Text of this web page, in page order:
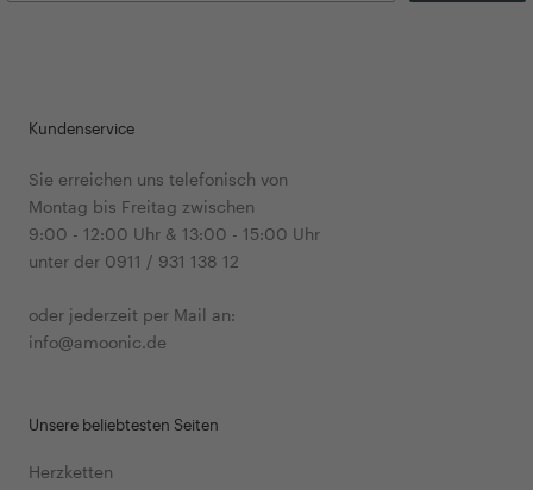
Kundenservice
Sie erreichen uns telefonisch von
Montag bis Freitag zwischen
9:00 - 12:00 Uhr & 13:00 - 15:00 Uhr
unter der 0911 / 931 138 12
oder jederzeit per Mail an:
info@amoonic.de
Unsere beliebtesten Seiten
Herzketten